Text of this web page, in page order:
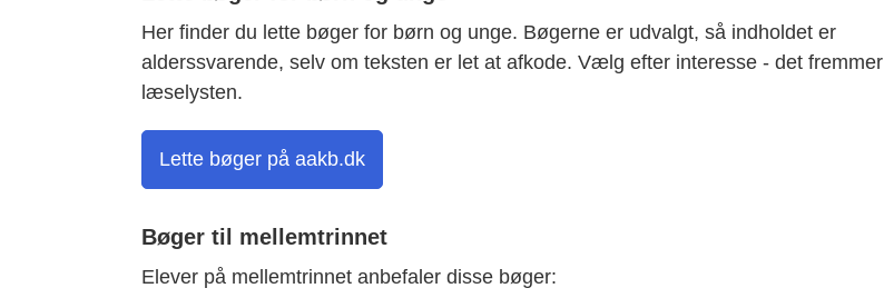
Her finder du lette bøger for børn og unge. Bøgerne er udvalgt, så indholdet er
alderssvarende, selv om teksten er let at afkode. Vælg efter interesse - det fremmer
læselysten.
Lette bøger på aakb.dk
Bøger til mellemtrinnet
Elever på mellemtrinnet anbefaler disse bøger: